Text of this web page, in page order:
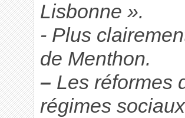
Lisbonne ».
- Plus
de Menthon.
– Les réformes
régimes